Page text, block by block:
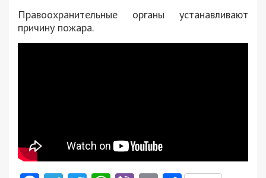
Правоохранительные органы устанавливают
причину пожара.